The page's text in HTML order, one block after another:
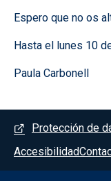
Espero que no os
Hasta el lunes 10
Paula Carbonell
Menú del pie
Protección de
Accesibilidad